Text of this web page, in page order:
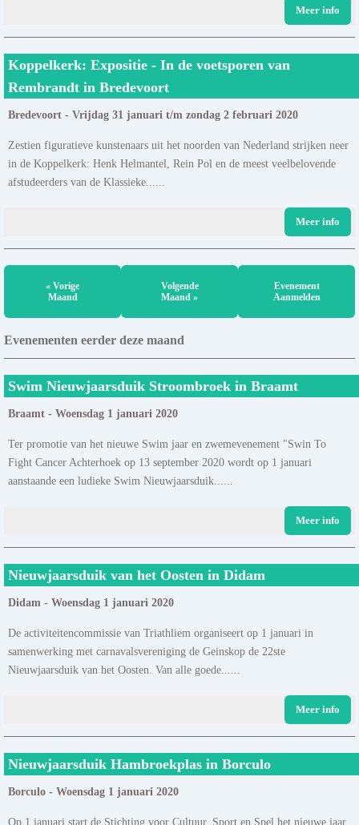
Meer info
Koppelkerk: Expositie - In de voetsporen van
Rembrandt in Bredevoort
Bredevoort - Vrijdag 31 januari t/m zondag 2 februari 2020
Zestien figuratieve kunstenaars uit het noorden van Nederland strijken neer
in de Koppelkerk: Henk Helmantel, Rein Pol en de meest veelbelovende
afstudeerders van de Klassieke......
Meer info
« Vorige
Maand
Volgende
Maand »
Evenement
Aanmelden
Evenementen eerder deze maand
Swim Nieuwjaarsduik Stroombroek in Braamt
Braamt - Woensdag 1 januari 2020
Ter promotie van het nieuwe Swim jaar en zwemevenement "Swin To
Fight Cancer Achterhoek op 13 september 2020 wordt op 1 januari
aanstaande een ludieke Swim Nieuwjaarsduik......
Meer info
Nieuwjaarsduik van het Oosten in Didam
Didam - Woensdag 1 januari 2020
De activiteitencommissie van Triathliem organiseert op 1 januari in
samenwerking met carnavalsvereniging de Geinskop de 22ste
Nieuwjaarsduik van het Oosten. Van alle goede......
Meer info
Nieuwjaarsduik Hambroekplas in Borculo
Borculo - Woensdag 1 januari 2020
Op 1 januari start de Stichting voor Cultuur, Sport en Spel het nieuwe jaar